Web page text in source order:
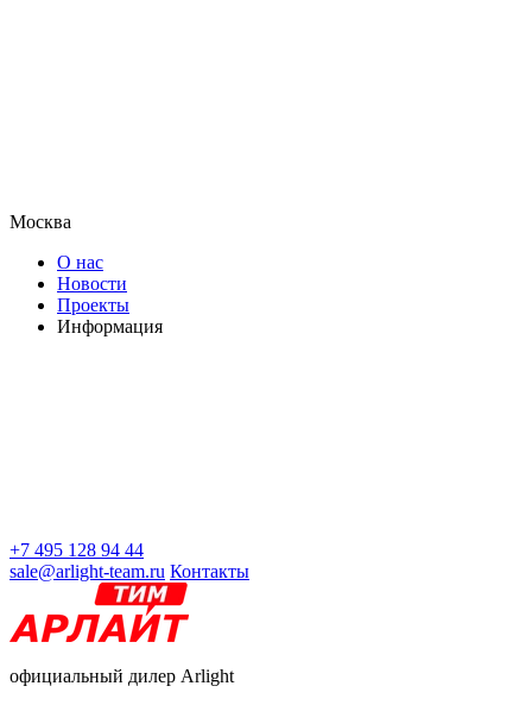
Москва
О нас
Новости
Проекты
Информация
+7 495 128 94 44
sale@arlight-team.ru Контакты
официальный дилер Arlight